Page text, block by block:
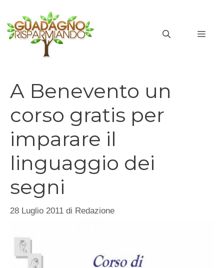
contenuto
A Benevento un
corso gratis per
imparare il
linguaggio dei
segni
28 Luglio 2011 di Redazione